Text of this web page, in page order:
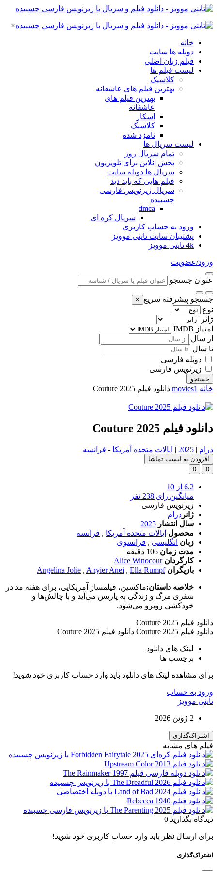
×
خانه
دوبله ها سایت
فیلم زبان اصلی
لیست فیلم ها
کلاسیک
بهترین فیلم های عاشقانه
بهترین فیلم های
عاشقانه
اسکار
کلاسیک
نامزد شده
لیست سریال ها
تمام سریال روز
پخش انلاین برای تلویزیون
سریال ها دوبله سایت
فیلم هایی که باید دید
سریال زیرنویس فارسی
چسبیده
dmca
سریال کره ای
ورود به حساب کاربری
پشتیبان سایت تاینی موویز
4k تاینی موویز
ورود/عضویت
عنوان جستجو
جستجو پیشرفته سریع ×
نوع
ژانر
امتیاز IMDB
از سال
تا سال
دوبله فارسی
زیرنویس فارسی
جستجو
خانه movies1 دانلود فیلم Couture 2025
دانلود فیلم Couture 2025
درام |
2025
| ایالات متحده آمریکا - فرانسه
افزودن به لیست تماشا
0
0
6.2 از 10
میانگین رای 238 نفر
زیرنویس فارسی
ژانر درام
سال انتشار 2025
محصول ایالات متحده آمریکا , فرانسه
زبان انگلیسی , فرانسوی
مدت زمان 106 دقیقه
کارگردانAlice Winocour
بازیگران
Angelina Jolie , Anyier Anei , Ella Rumpf
خلاصه داستان:ماکسین، فیلمساز آمریکایی، برای هفته مد در
سفری مرگ و زندگی به پاریس می‌آید و با چالش‌ها و
خودکشی روبرو می‌شود.
دانلود فیلم Couture 2025
دانلود فیلم Couture 2025 دانلود فیلم Couture 2025
لینک های دانلود
برچسب ها
برای مشاهده لینک های دانلود باید وارد حساب کاربری خود شوید!
ورود به حساب
تاینی موویز
2 ژوئن 2026
اشتراک‌گذاری
فیلم های مشابه
دیدگاه بگذارید 0
برای ارسال نظر باید وارد حساب کاربری خود شوید!
اشتراک‌گذاری